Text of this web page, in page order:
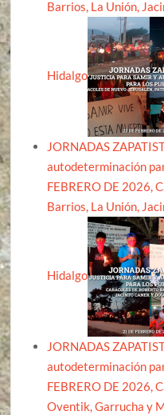
Barrios, La Unión,
Hidalgo
JORNADAS
autodeterminación
FEBRERO DE 2026,
Barrios, La Unión,
Hidalgo
JORNADAS
autodeterminación
FEBRERO DE 2026,
Oventik, Garrucha y